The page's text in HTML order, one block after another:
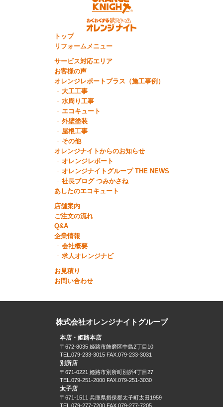
トップ
リフォームメニュー
サービス対応エリア
お客様の声
オレンジレポートプラス（施工事例）
大工工事
水周り工事
エコキュート
外壁塗装
屋根工事
その他
オレンジナイトからのお知らせ
オレンジレポート
オレンジナイトグループ THE NEWS
社長ブログ つみかさね
あしたのエコキュート
店舗案内
ご注文の流れ
Q&A
企業情報
会社概要
求人オレンジナビ
お見積り
お問い合わせ
株式会社オレンジナイトグループ
本店・姫路本店
〒672-8035 姫路市飾磨区中島2丁目10
TEL.079-233-3015 FAX.079-233-3031
別所店
〒671-0221 姫路市別所町別所4丁目27
TEL.079-251-2000 FAX.079-251-3030
太子店
〒671-1511 兵庫県揖保郡太子町太田1959
TEL.079-277-7200 FAX.079-277-7205